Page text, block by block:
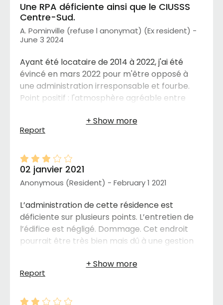
Une RPA déficiente ainsi que le CIUSSS
Centre-Sud.
A. Pominville (refuse l anonymat) (Ex resident) -
June 3 2024
Ayant été locataire de 2014 à 2022, j'ai été
évincé en mars 2022 pour m'être opposé à
une administration irresponsable et fourbe.
Point positif : l'atmosphère agréable entre
Report
02 janvier 2021
Anonymous (Resident) - February 1 2021
L’administration de cette résidence est
déficiente sur plusieurs points. L’entretien de
l’édifice est négligé. Dommage. Cet endroit
pourrait être très bien mais dû à une gestion
l’atmosphère est plutôt difficile. Un point
positif la proximité du centre ville.
Report